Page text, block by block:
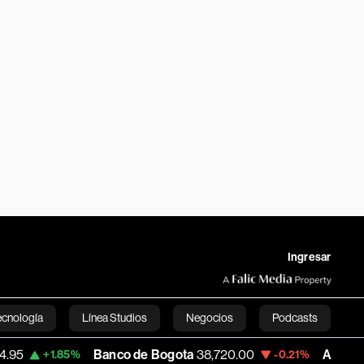
Ingresar
Línea Studios Negocios Podcasts
English
Banco de Bogota 38,720.00 -0.21% Apple 310.94